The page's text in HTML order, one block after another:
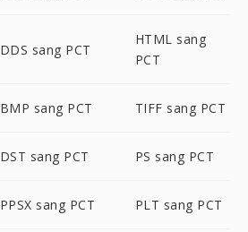
DDS sang PCT
HTML sang
PCT
BMP sang PCT TIFF sang PCT
DST sang PCT PS sang PCT
PPSX sang PCT PLT sang PCT